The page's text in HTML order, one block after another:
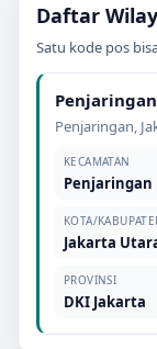
Daftar
Satu kode pos
Penjaringan
Penjaringan,
KECAMATAN
Penjaringan
KOTA/
Jakarta
PROVINSI
DKI Jakarta